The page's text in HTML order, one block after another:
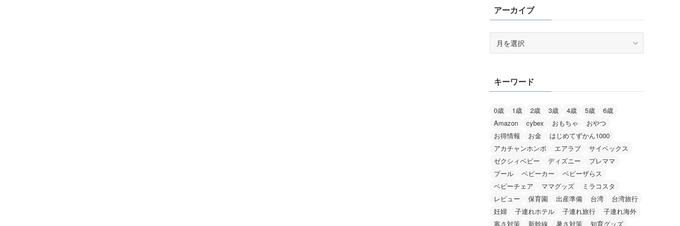
アーカイブ
ブキーワード
0歳 1歳 2歳 3歳 4歳 5歳
6歳
Amazon
cybex おもちゃ
おやつ
お得情報
お金
はじめてずかん1000
アカチャンホンポ
エアラブ
サイベックス
ゼクシィベビー
ディズニー
プレママ
プール
ベビーカー
ベビーザらス
ベビーチェア
ママグッズ
ミラコスタ
レビュー
保育園 出産準備 台湾
台湾旅行
妊婦
子連れホテル 子連れ旅行
子連れ海外
寒さ対策
新幹線 暑さ対策 知育グッズ